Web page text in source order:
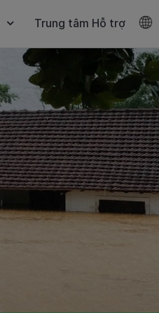
Trung tâm Hỗ trợ